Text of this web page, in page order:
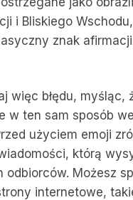
i Bliskiego
znak
więc błędu, myśląc,
w ten sam sposób
użyciem emoji
którą
odbiorców. Możesz
internetowe,